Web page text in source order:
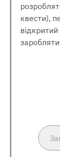
квести),